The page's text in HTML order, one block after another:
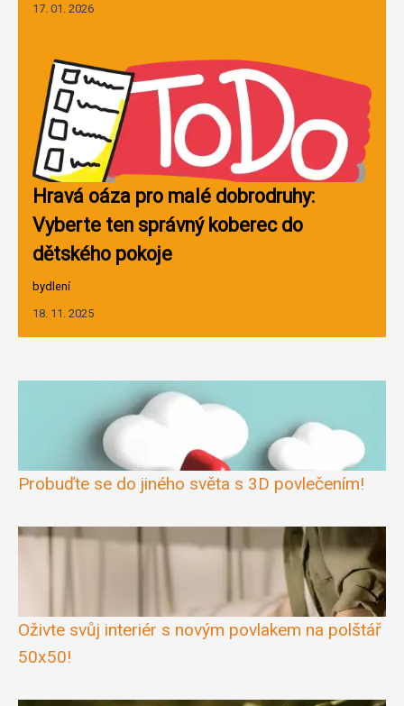
17. 01. 2026
Hravá oáza pro malé dobrodruhy:
Vyberte ten správný koberec do
dětského pokoje
bydlení
18. 11. 2025
Probuďte se do jiného světa s 3D povlečením!
Oživte svůj interiér s novým povlakem na polštář
50x50!